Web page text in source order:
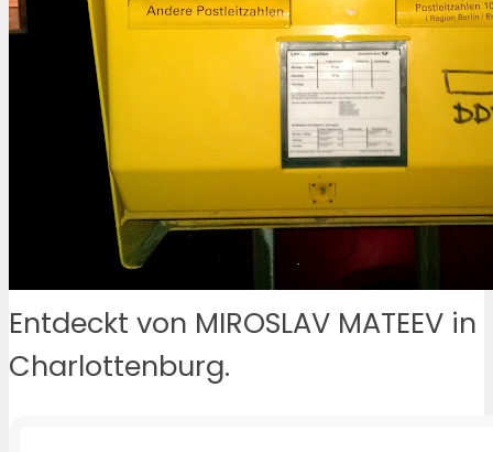
Entdeckt von MIROSLAV MATEEV in
Charlottenburg.